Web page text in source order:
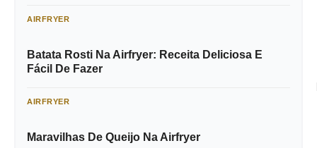
AIRFRYER
Batata Rosti Na Airfryer: Receita Deliciosa E
Fácil De Fazer
AIRFRYER
Maravilhas De Queijo Na Airfryer